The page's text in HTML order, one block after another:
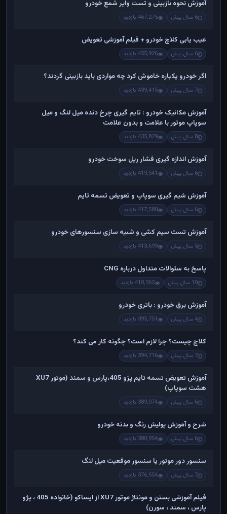
آموزش نحوه بازبینی و تست وایر شمع خودرو
6 سال پیش 467,275 بازدید
عیب یابی کلاچ خودرو + فیلم آموزشی تعویض
6 سال پیش 455,926 بازدید
اگر خودرو یکباره خاموش کرد چه مواردی باید بازبینی گردند؟
7 سال پیش 439,415 بازدید
آموزش مکانیک خودرو : تایم گیری چرخ دنده میل لنگ و میل
سوپاپ موتور با علامت و بدون علامت
8 سال پیش 435,829 بازدید
آموزش اندازه گیری فشار ریل سوخت خودرو
6 سال پیش 419,541 بازدید
آموزش شیم گیری سوپاپ و تعویض تسمه تایم
6 سال پیش 417,580 بازدید
آموزش تست سیم کشی و شبیه سازی سنسورهای خودرو
5 سال پیش 413,699 بازدید
پاسخ به سئوالات متداول درباره CNG
10 سال پیش 410,362 بازدید
آموزش برق خودرو : باتری خودرو
4 سال پیش 395,751 بازدید
کلاچ چیست؟ چرا لازم است؟ چگونه کار می کند؟
7 سال پیش 394,716 بازدید
آموزش تعویض تسمه تایم پژو 405،پارس و سمند (موتور XU7
هشت سوپاپ)
6 سال پیش 389,074 بازدید
شرح و آموزش پولیش رنگ و بدنه خودرو
6 سال پیش 380,954 بازدید
سنسور دور موتور یا سنسور موقعیت میل لنگ
7 سال پیش 376,554 بازدید
فیلم آموزشی بستن و مونتاژ موتور XU7 از ایساکو (خانواده 405 ، پژو
پارس ، سمند ، سورن)